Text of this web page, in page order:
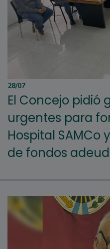
28/07
El Concejo pidió
urgentes para
Hospital SAMCo
de fondos